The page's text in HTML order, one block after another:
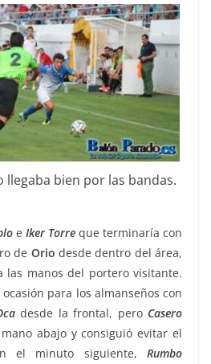
llegaba bien por las bandas.
e Iker Torre que terminaría con
de Orio desde dentro del área,
las manos del portero visitante.
para los almanseños con
desde la frontal, pero Casero
abajo y consiguió evitar el
el minuto siguiente,Rumbo